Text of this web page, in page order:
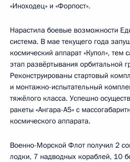
«Иноходец» и «Форпост».
Нарастила боевые возможности
система. В мае текущего года
космический аппарат «Купол»,
этап развёртывания орбитальной
Реконструированы стартовый
и монтажно-испытательный
тяжёлого класса. Успешно
ракеты «Ангара-А5» с
космического аппарата.
Военно-Морской Флот получил 2
лодки, 7 надводных кораблей, 10